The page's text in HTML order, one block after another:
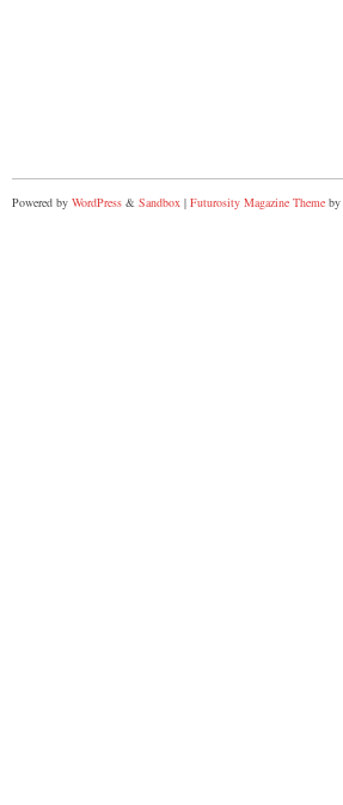
Powered by WordPress & Sandbox | Futurosity Magazine Theme by